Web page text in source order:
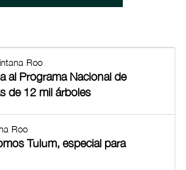
Roo
al Programa Nacional de
de 12 mil árboles
Roo
Tulum, especial para